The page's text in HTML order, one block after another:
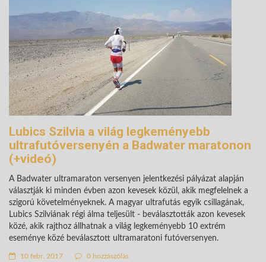
Lubics Szilvia a világ legkeményebb
ultrafutóversenyén a Badwater maratonon
(+videó)
A Badwater ultramaraton versenyen jelentkezési pályázat alapján
választják ki minden évben azon kevesek közül, akik megfelelnek a
szigorú követelményeknek. A magyar ultrafutás egyik csillagának,
Lubics Szilviának régi álma teljesült - beválasztották azon kevesek
közé, akik rajthoz állhatnak a világ legkeményebb 10 extrém
eseménye közé beválasztott ultramaratoni futóversenyen.
10 febr. 2017 0 hozzászólás